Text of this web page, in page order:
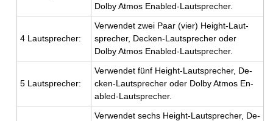
Dolby Atmos En­abled-Laut­spre­cher.
4 Laut­spre­cher:
Ver­wen­det zwei Paar (vier) Height-Laut­
spre­cher, De­cken-Laut­spre­cher oder
Dolby Atmos En­abled-Laut­spre­cher.
5 Laut­spre­cher:
Ver­wen­det fünf Height-Laut­spre­cher, De­
cken-Laut­spre­cher oder Dolby Atmos En­
abled-Laut­spre­cher.
Ver­wen­det sechs Height-Laut­spre­cher, De­